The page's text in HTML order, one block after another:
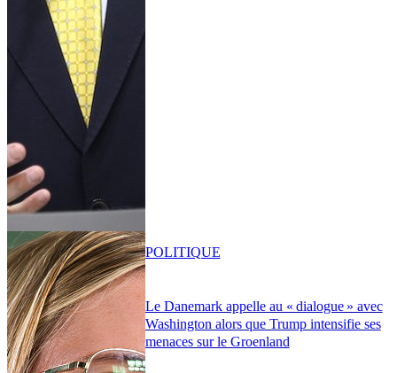
Le Danemark appelle au « dialogue » avec
Washington alors que Trump intensifie ses
menaces sur le Groenland
POLITIQUE